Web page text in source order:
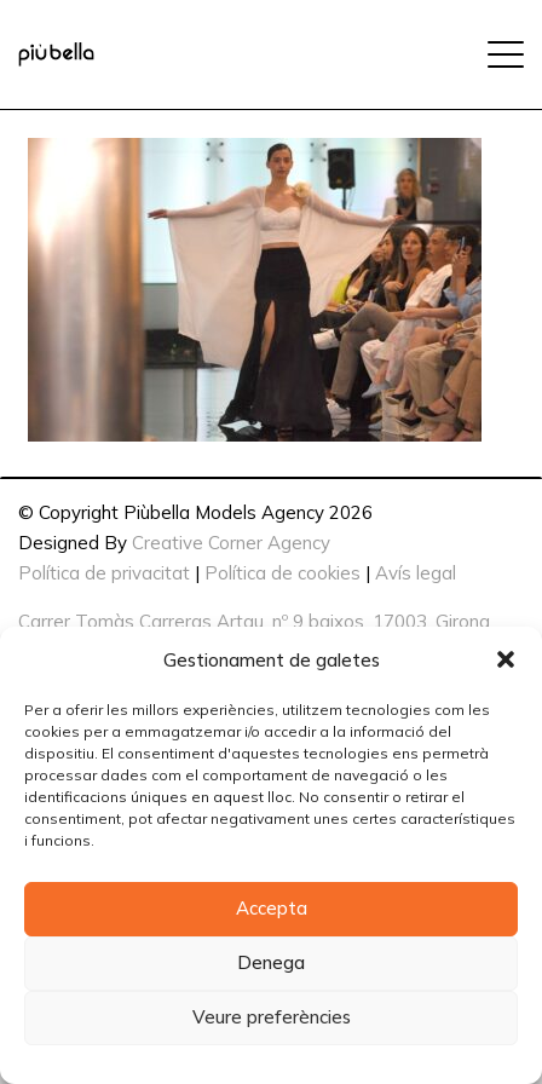
Gestionament de galetes
Per a oferir les millors experiències, utilitzem tecnologies com les
cookies per a emmagatzemar i/o accedir a la informació del
dispositiu. El consentiment d'aquestes tecnologies ens permetrà
processar dades com el comportament de navegació o les
identificacions úniques en aquest lloc. No consentir o retirar el
consentiment, pot afectar negativament unes certes característiques
i funcions.
Accepta
Denega
Veure preferències
© Copyright Piùbella Models Agency 2026
Designed By Creative Corner Agency
Política de privacitat | Política de cookies | Avís legal
Carrer Tomàs Carreras Artau, nº 9 baixos, 17003, Girona